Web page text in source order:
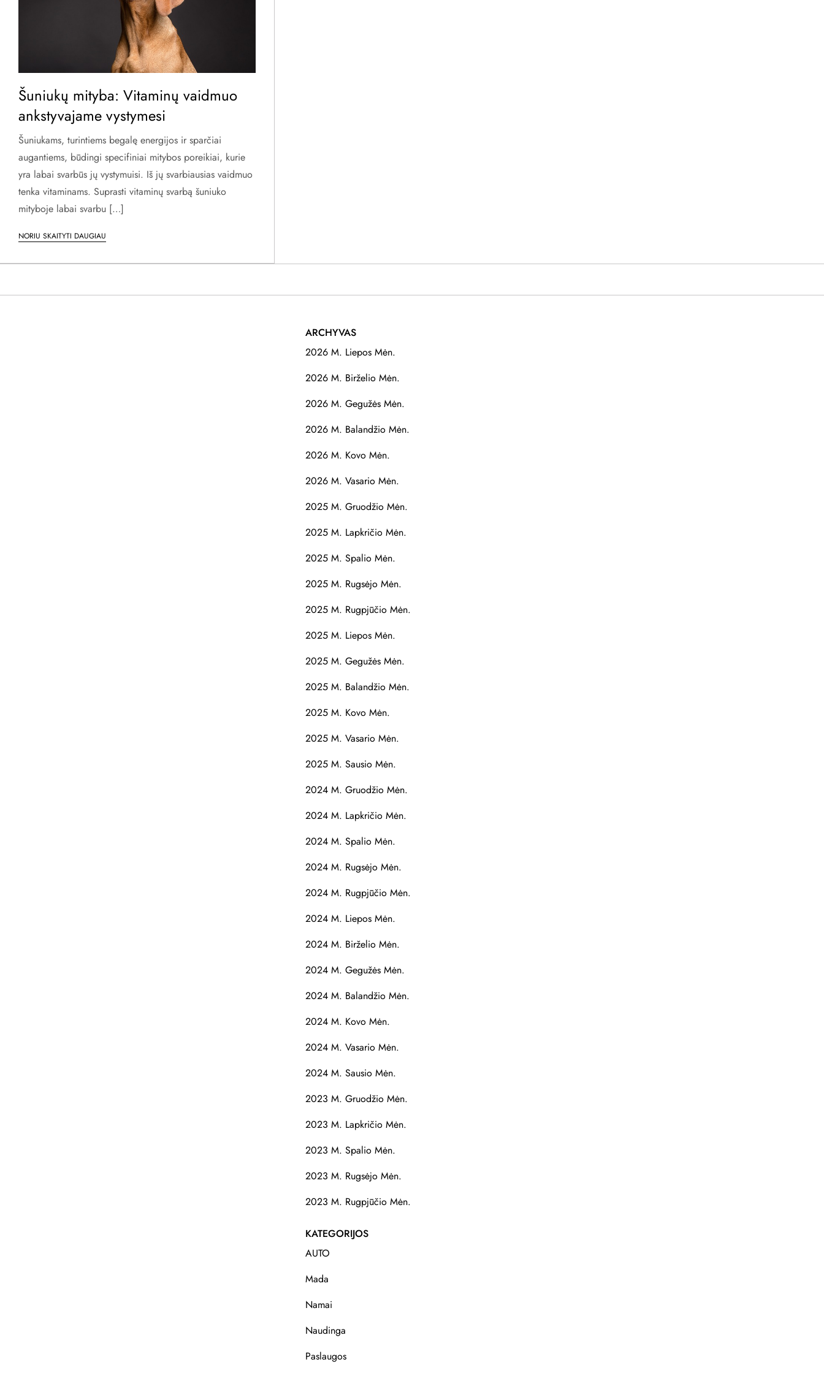
Šuniukų mityba: Vitaminų vaidmuo
ankstyvajame vystymesi
Šuniukams, turintiems begalę energijos ir sparčiai
augantiems, būdingi specifiniai mitybos poreikiai, kurie
yra labai svarbūs jų vystymuisi. Iš jų svarbiausias vaidmuo
tenka vitaminams. Suprasti vitaminų svarbą šuniuko
mityboje labai svarbu […]
NORIU SKAITYTI DAUGIAU
ARCHYVAS
2026 M. Liepos Mėn.
2026 M. Birželio Mėn.
2026 M. Gegužės Mėn.
2026 M. Balandžio Mėn.
2026 M. Kovo Mėn.
2026 M. Vasario Mėn.
2025 M. Gruodžio Mėn.
2025 M. Lapkričio Mėn.
2025 M. Spalio Mėn.
2025 M. Rugsėjo Mėn.
2025 M. Rugpjūčio Mėn.
2025 M. Liepos Mėn.
2025 M. Gegužės Mėn.
2025 M. Balandžio Mėn.
2025 M. Kovo Mėn.
2025 M. Vasario Mėn.
2025 M. Sausio Mėn.
2024 M. Gruodžio Mėn.
2024 M. Lapkričio Mėn.
2024 M. Spalio Mėn.
2024 M. Rugsėjo Mėn.
2024 M. Rugpjūčio Mėn.
2024 M. Liepos Mėn.
2024 M. Birželio Mėn.
2024 M. Gegužės Mėn.
2024 M. Balandžio Mėn.
2024 M. Kovo Mėn.
2024 M. Vasario Mėn.
2024 M. Sausio Mėn.
2023 M. Gruodžio Mėn.
2023 M. Lapkričio Mėn.
2023 M. Spalio Mėn.
2023 M. Rugsėjo Mėn.
2023 M. Rugpjūčio Mėn.
KATEGORIJOS
AUTO
Mada
Namai
Naudinga
Paslaugos